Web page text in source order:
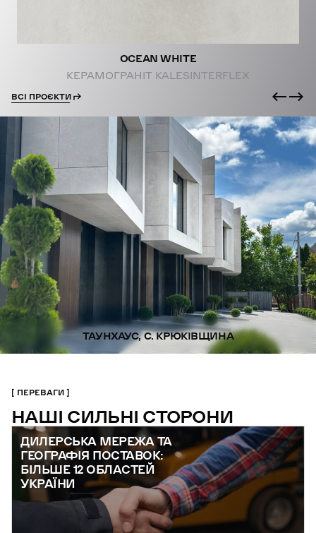
OCEAN WHITE
КЕРАМОГРАНІТ KALESINTERFLEX
ВСІ ПРОЄКТИ
ТАУНХАУС, С. КРЮКІВЩИНА
ПЕРЕВАГИ
НАШІ СИЛЬНІ СТОРОНИ
ДИЛЕРСЬКА МЕРЕЖА ТА
ГЕОГРАФІЯ ПОСТАВОК:
БІЛЬШЕ 12 ОБЛАСТЕЙ
УКРАЇНИ